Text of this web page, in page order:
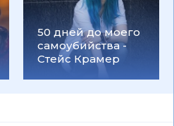
50 дней до моего
самоубийства -
Стейс Крамер